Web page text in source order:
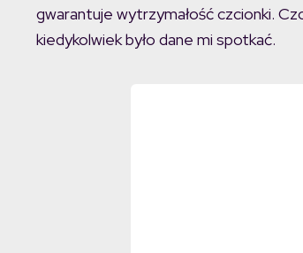
gwarantuje wytrzymałość czcionki.
kiedykolwiek było dane mi spotkać.